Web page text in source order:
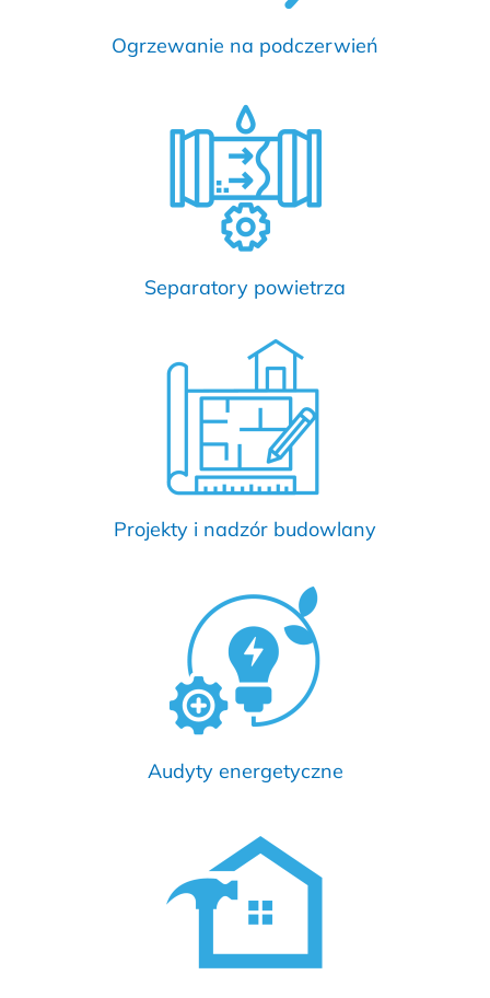
Ogrzewanie na podczerwień
Separatory powietrza
Projekty i nadzór budowlany
Audyty energetyczne